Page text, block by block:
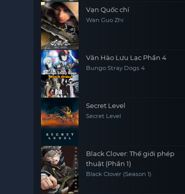
Vạn Quốc chí
Wan Guo Zhi
Văn Hào Lưu Lạc Phần 4
Bungo Stray Dogs 4
Secret Level
Secret Level
Black Clover: Thế giới phép
thuật (Phần 1)
Black Clover (Season 1)